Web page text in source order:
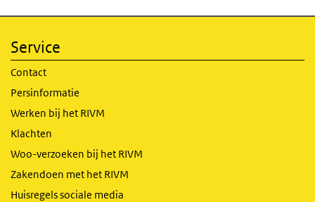
Service
Contact
Persinformatie
Werken bij het RIVM
Klachten
Woo-verzoeken bij het RIVM
Zakendoen met het RIVM
Huisregels sociale media